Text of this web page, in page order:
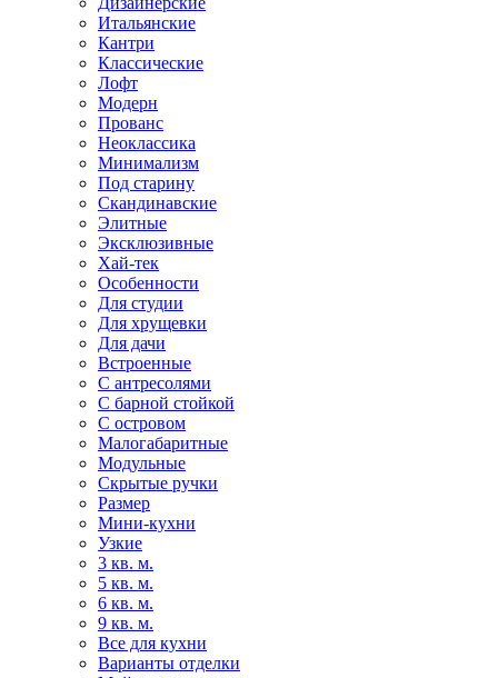
Итальянские
Кантри
Классические
Лофт
Модерн
Прованс
Неоклассика
Минимализм
Под старину
Скандинавские
Элитные
Эксклюзивные
Хай-тек
Особенности
Для студии
Для хрущевки
Для дачи
Встроенные
С антресолями
С барной стойкой
С островом
Малогабаритные
Модульные
Скрытые ручки
Размер
Мини-кухни
Узкие
3 кв. м.
5 кв. м.
6 кв. м.
9 кв. м.
Все для кухни
Варианты отделки